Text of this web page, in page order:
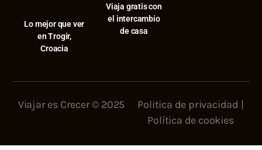
⁠Lo mejor que ver
en Trogir,
Croacia
Viaja gratis con
el intercambio
de casa
Viajar es Crecer © 2025 Politica de privacidad |
Política de cookies